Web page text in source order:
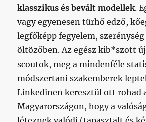
klasszikus és bevált modellek.
vagy egyenesen türhő edző,
legfőképp fegyelem, szerénység
öltözőben. Az egész kib*szott
scoutok, meg a mindenféle
módszertani szakemberek
Linkedinen keresztül ott rohad
Magyarországon, hogy a